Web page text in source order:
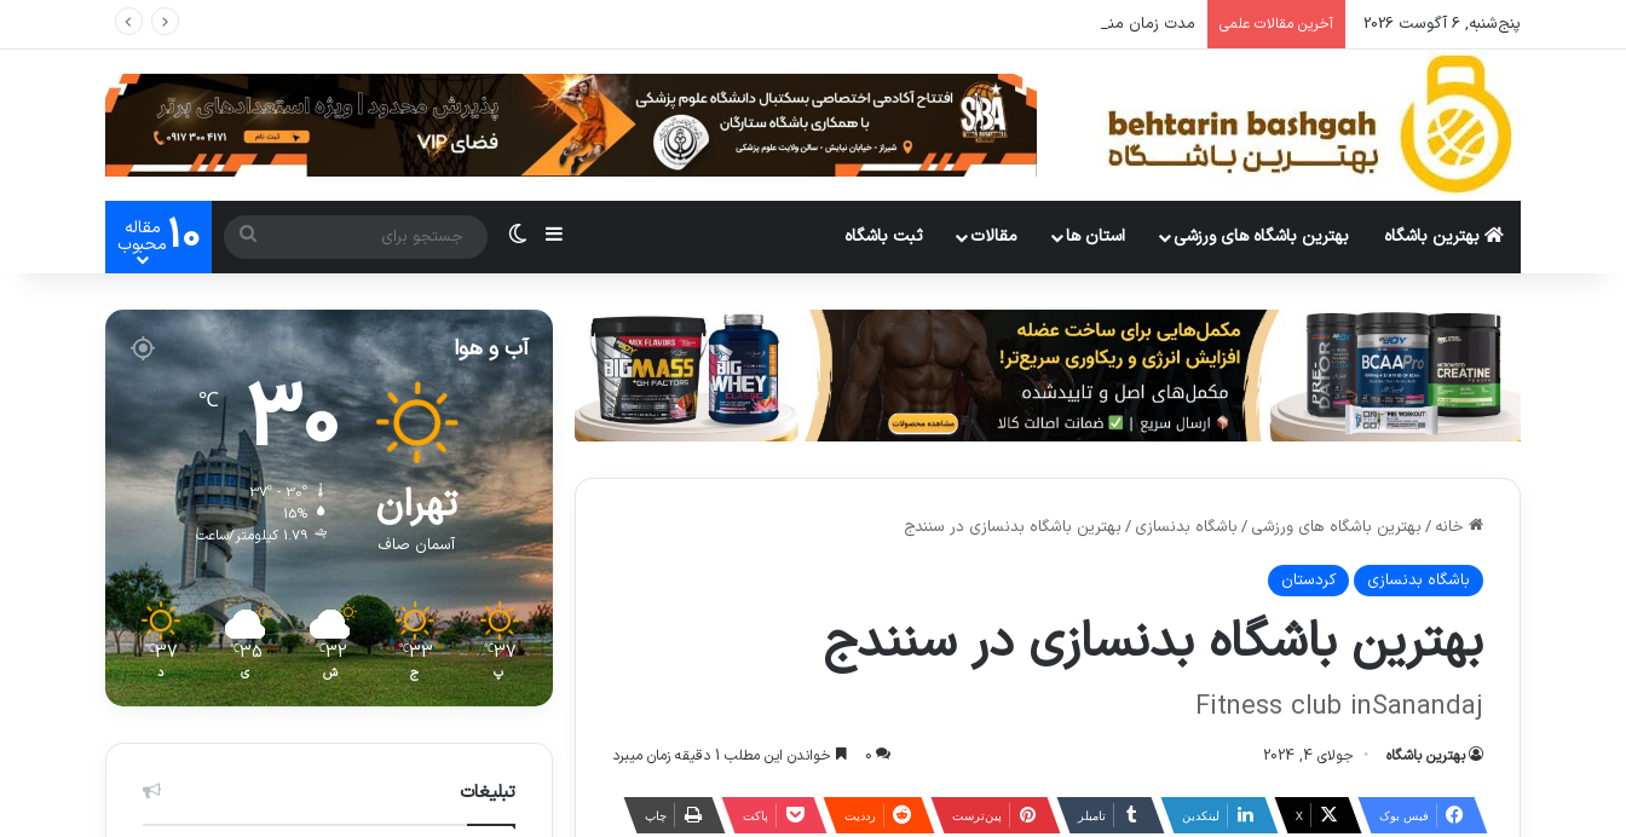
پنج‌شنبه, 6 آگوست 2026 آخرین مقالات علمی مدت زمان مناسب برای گرم کردن بدن پیش از تمرین چقدر هست؟
بهترین باشگاه بهترین باشگاه های ورزشی استان ها مقالات ثبت باشگاه 10 مقاله
محبوب
خانه / بهترین باشگاه های ورزشی / باشگاه بدنسازی / بهترین باشگاه بدنسازی در سنندج
باشگاه بدنسازی کردستان
بهترین باشگاه بدنسازی در سنندج
Fitness club inSanandaj
بهترین باشگاه جولای 4, 2024 0 خواندن این مطلب 1 دقیقه زمان میبرد
فیس بوک X لینکدین ‫تامبلر ‫پین‌ترست ‫رددیت پاکت چاپ
آب و هوا
تهران
آسمان صاف
30
℃
37º - 30º
15%
1.79 کیلومتر/ساعت
37
℃
پ
33
℃
ج
32
℃
ش
35
℃
ی
37
℃
د
تبلیغات